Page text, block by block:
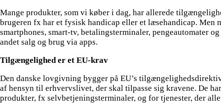
Mange produkter, som vi køber i dag, har allerede
brugeren fx har et fysisk handicap eller et læsehandicap.
smartphones, smart-tv, betalingsterminaler, pengeautomater
andet salg og brug via apps.
Tilgængelighed er et EU-krav
Den danske lovgivning bygger på EU’s
af hensyn til erhvervslivet, der skal tilpasse sig kravene. De
produkter, fx selvbetjeningsterminaler, og for tjenester, der